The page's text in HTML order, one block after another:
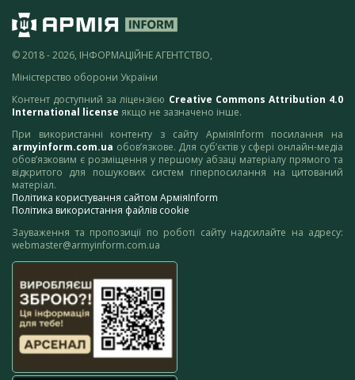
© 2018 - 2026, ІНФОРМАЦІЙНЕ АГЕНТСТВО,
Міністерство оборони України
Контент доступний за ліцензією Creative Commons Attribution 4.0
International license якщо не зазначено інше.
При використанні контенту з сайту АрміяInform посилання на
armyinform.com.ua обов’язкове. Для суб’єктів у сфері онлайн-медіа
обов’язковим є розміщення у першому абзаці матеріалу прямого та
відкритого для пошукових систем гіперпосилання на цитований
матеріал.
Політика користування сайтом АрміяInform
Політика використання файлів cookie
Зауваження та пропозиції по роботі сайту надсилайте на адресу:
webmaster@armyinform.com.ua